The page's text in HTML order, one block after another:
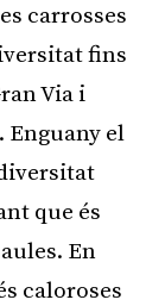
carrosses
fins
Via i
Enguany el
que és
En
caloroses